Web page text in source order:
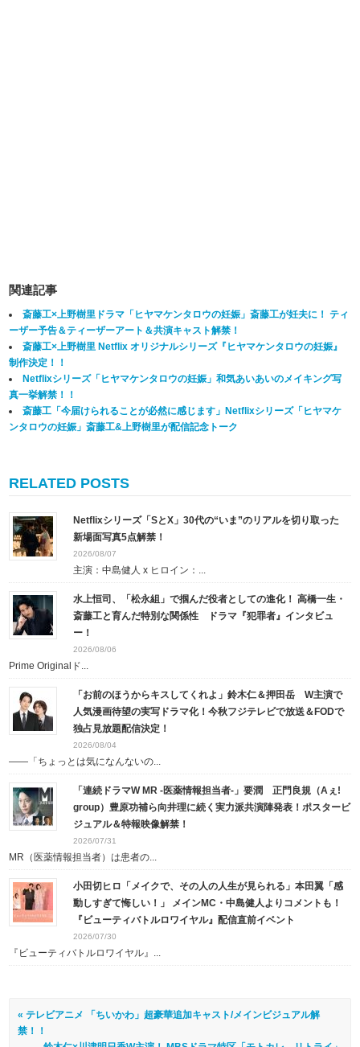
関連記事
斎藤工×上野樹里ドラマ「ヒヤマケンタロウの妊娠」斎藤工が妊夫に！ ティ
ーザー予告＆ティーザーアート＆共演キャスト解禁！
斎藤工×上野樹里 Netflix オリジナルシリーズ『ヒヤマケンタロウの妊娠』
制作決定！！
Netflixシリーズ「ヒヤマケンタロウの妊娠」和気あいあいのメイキング写
真一挙解禁！！
斎藤工「今届けられることが必然に感じます」Netflixシリーズ「ヒヤマケ
ンタロウの妊娠」斎藤工&上野樹里が配信記念トーク
RELATED POSTS
Netflixシリーズ「SとX」30代の“いま”のリアルを切り取った
新場面写真5点解禁！
2026/08/07
主演：中島健人 x ヒロイン：...
水上恒司、「松永組」で掴んだ役者としての進化！ 高橋一生・
斎藤工と育んだ特別な関係性 ドラマ『犯罪者』インタビュ
ー！
2026/08/06
Prime Originalド...
「お前のほうからキスしてくれよ」鈴木仁＆押田岳 W主演で
人気漫画待望の実写ドラマ化！今秋フジテレビで放送＆FODで
独占見放題配信決定！
2026/08/04
――「ちょっとは気になんないの...
「連続ドラマW MR -医薬情報担当者-」要潤 正門良規（Aぇ!
group）豊原功補ら向井理に続く実力派共演陣発表！ポスタービ
ジュアル＆特報映像解禁！
2026/07/31
MR（医薬情報担当者）は患者の...
小田切ヒロ「メイクで、その人の人生が見られる」本田翼「感
動しすぎて悔しい！」 メインMC・中島健人よりコメントも！
『ビューティバトルロワイヤル』配信直前イベント
2026/07/30
『ビューティバトルロワイヤル』...
« テレビアニメ 「ちいかわ」超豪華追加キャスト/メインビジュアル解
禁！！